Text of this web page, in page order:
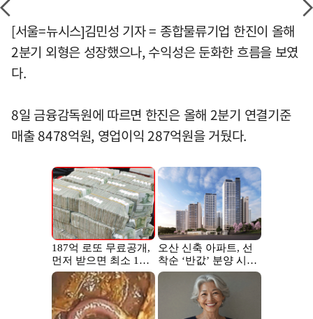
[서울=뉴시스]김민성 기자 = 종합물류기업 한진이 올해
2분기 외형은 성장했으나, 수익성은 둔화한 흐름을 보였
다.
8일 금융감독원에 따르면 한진은 올해 2분기 연결기준
매출 8478억원, 영업이익 287억원을 거뒀다.